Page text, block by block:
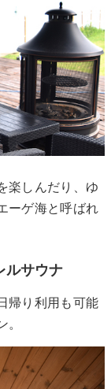
楽しんだり、ゆ
ーゲ海と呼ばれ
ルサウナ
帰り利用も可能
。